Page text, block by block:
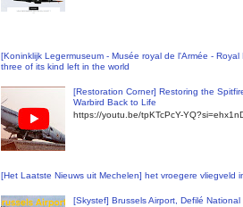
[Koninklijk Legermuseum - Musée royal de l'Armée -
three of its kind left in the world
[Restoration Corner] Restoring the
Warbird Back to Life
https://youtu.be/tpKTcPcY-
[Het Laatste Nieuws uit Mechelen] het vroegere vliegveld
[Skystef] Brussels Airport, Defilé